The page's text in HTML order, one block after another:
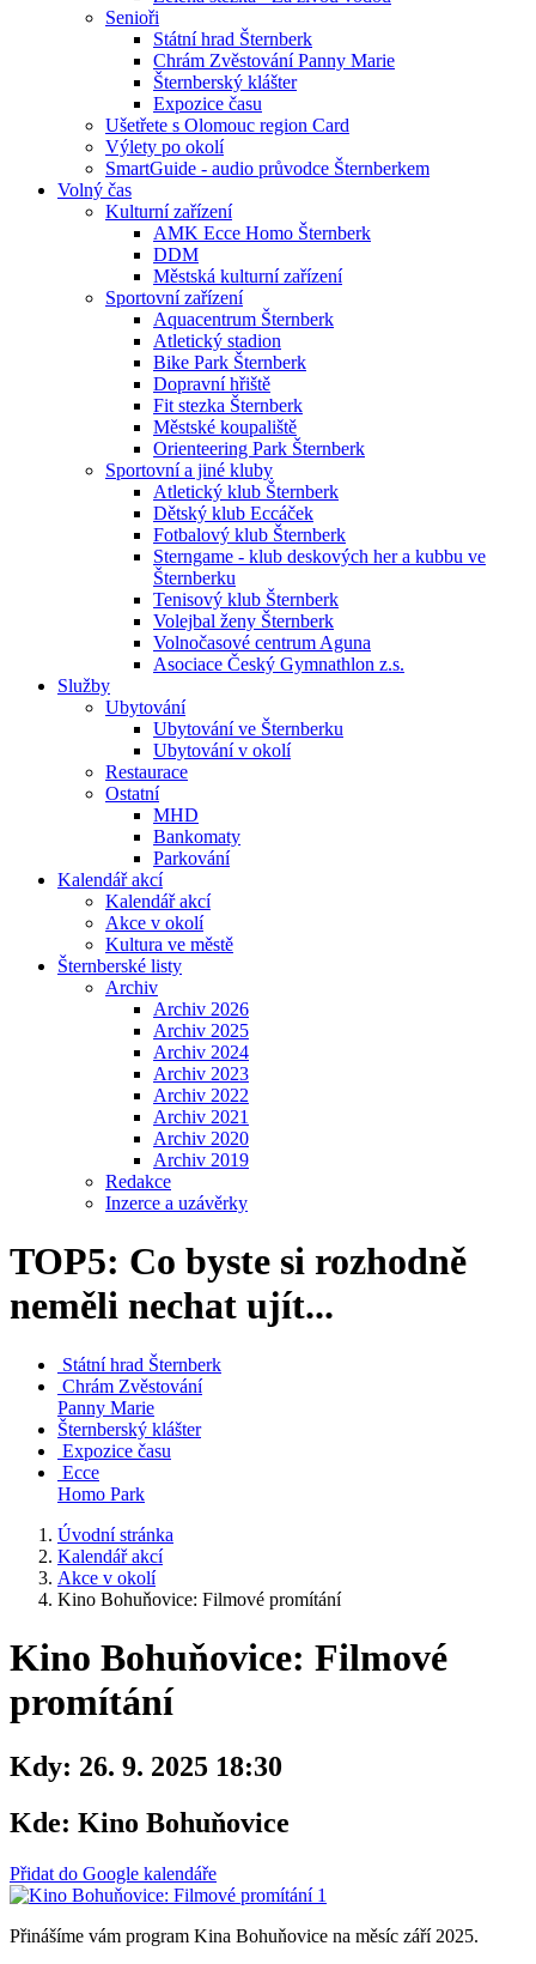
Senioři
Státní hrad Šternberk
Chrám Zvěstování Panny Marie
Šternberský klášter
Expozice času
Ušetřete s Olomouc region Card
Výlety po okolí
SmartGuide - audio průvodce Šternberkem
Volný čas
Kulturní zařízení
AMK Ecce Homo Šternberk
DDM
Městská kulturní zařízení
Sportovní zařízení
Aquacentrum Šternberk
Atletický stadion
Bike Park Šternberk
Dopravní hřiště
Fit stezka Šternberk
Městské koupaliště
Orienteering Park Šternberk
Sportovní a jiné kluby
Atletický klub Šternberk
Dětský klub Eccáček
Fotbalový klub Šternberk
Sterngame - klub deskových her a kubbu ve
Šternberku
Tenisový klub Šternberk
Volejbal ženy Šternberk
Volnočasové centrum Aguna
Asociace Český Gymnathlon z.s.
Služby
Ubytování
Ubytování ve Šternberku
Ubytování v okolí
Restaurace
Ostatní
MHD
Bankomaty
Parkování
Kalendář akcí
Kalendář akcí
Akce v okolí
Kultura ve městě
Šternberské listy
Archiv
Archiv 2026
Archiv 2025
Archiv 2024
Archiv 2023
Archiv 2022
Archiv 2021
Archiv 2020
Archiv 2019
Redakce
Inzerce a uzávěrky
TOP5: Co byste si rozhodně
neměli nechat ujít...
Státní hrad Šternberk
Chrám Zvěstování
Panny Marie
Šternberský klášter
Expozice času
Ecce
Homo Park
Úvodní stránka
Kalendář akcí
Akce v okolí
Kino Bohuňovice: Filmové promítání
Kino Bohuňovice: Filmové
promítání
Kdy: 26. 9. 2025 18:30
Kde: Kino Bohuňovice
Přidat do Google kalendáře
Přinášíme vám program Kina Bohuňovice na měsíc září 2025.